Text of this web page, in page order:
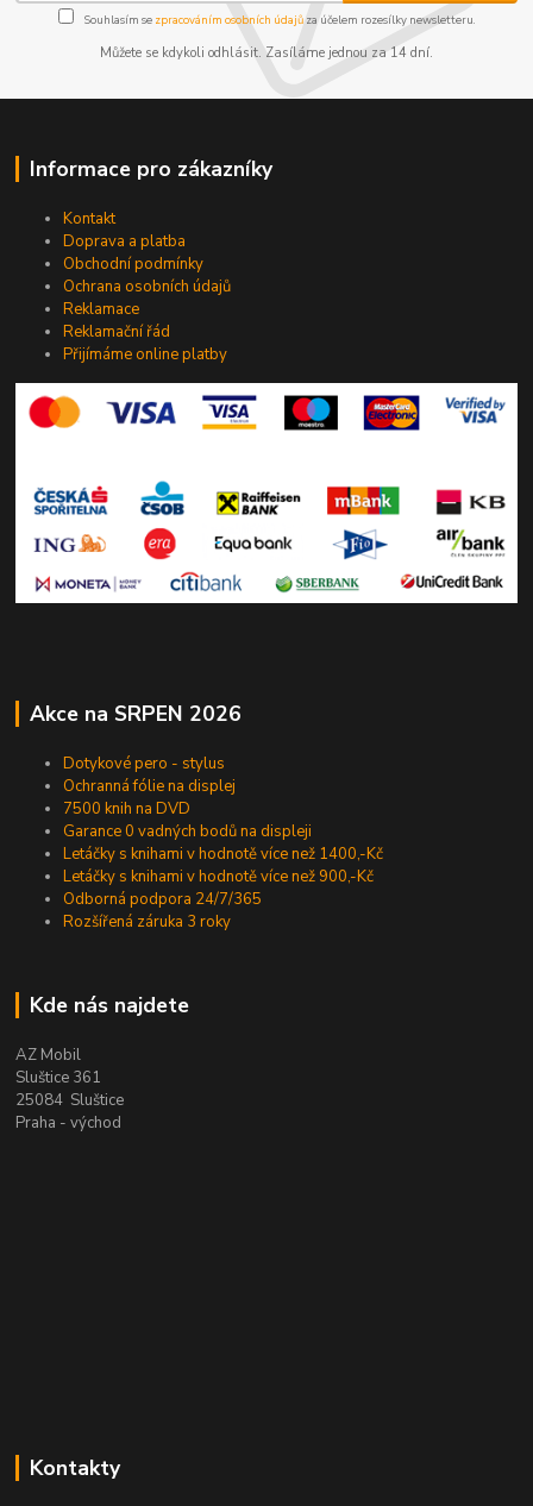
Souhlasím se zpracováním osobních údajůza účelem rozesílky newsletteru.
Můžete se kdykoli odhlásit. Zasíláme jednou za 14 dní.
Informace pro zákazníky
Kontakt
Doprava a platba
Obchodní podmínky
Ochrana osobních údajů
Reklamace
Reklamační řád
Přijímáme online platby
Akce na SRPEN 2026
Dotykové pero - stylus
Ochranná fólie na displej
7500 knih na DVD
Garance 0 vadných bodů na displeji
Letáčky s knihami v hodnotě více než 1400,-Kč
Letáčky s knihami v hodnotě více než 900,-Kč
Odborná podpora 24/7/365
Rozšířená záruka 3 roky
Kde nás najdete
AZ Mobil
Sluštice 361
25084 Sluštice
Praha - východ
Kontakty